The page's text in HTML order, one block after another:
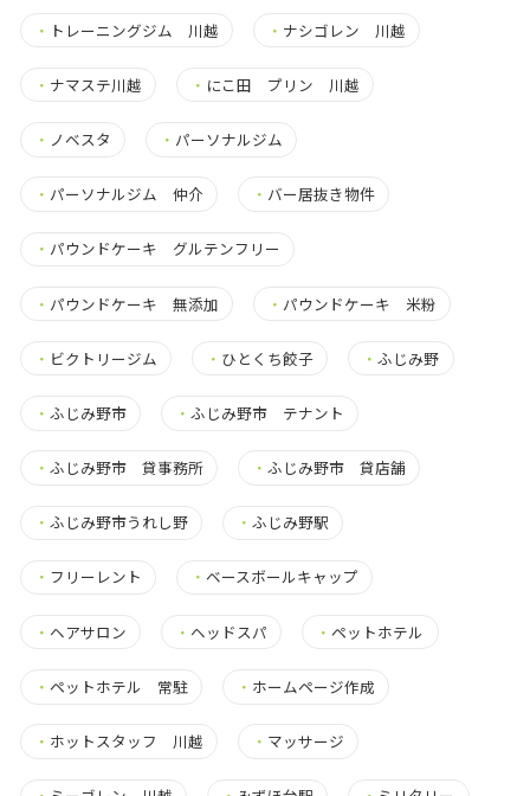
・ トレーニングジム 川越 ・ ナシゴレン 川越
・ ナマステ川越 ・ にこ田 プリン 川越
・ ノベスタ ・ パーソナルジム
・ パーソナルジム 仲介 ・ バー居抜き物件
・ パウンドケーキ グルテンフリー
・ パウンドケーキ 無添加 ・ パウンドケーキ 米粉
・ ビクトリージム ・ ひとくち餃子 ・ふじみ野
・ ふじみ野市 ・ふじみ野市 テナント
・ ふじみ野市 貸事務所 ・ふじみ野市 貸店舗
・ ふじみ野市うれし野 ・ふじみ野駅
・ フリーレント ・ ベースボールキャップ
・ ヘアサロン ・ ヘッドスパ ・ペットホテル
・ ペットホテル 常駐 ・ ホームページ作成
・ ホットスタッフ 川越 ・ マッサージ